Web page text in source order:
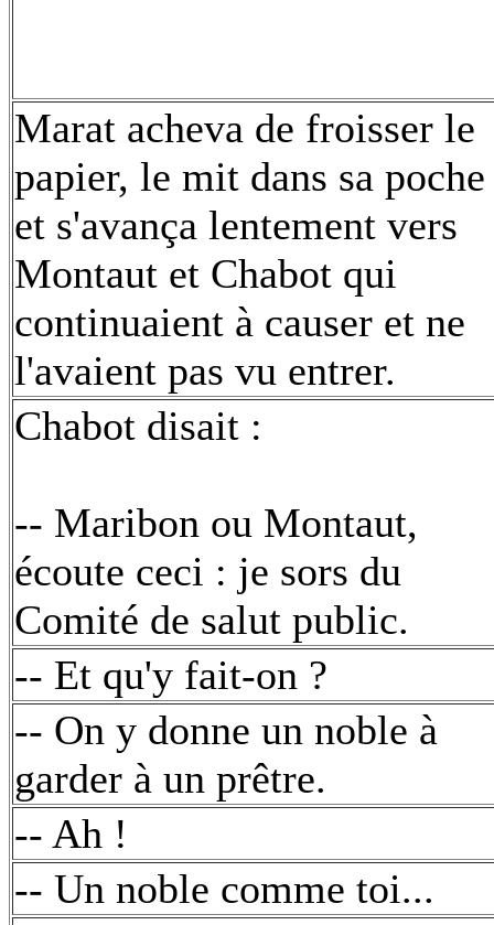
Marat acheva de froisser le
papier, le mit dans sa poche
et s'avança lentement vers
Montaut et Chabot qui
continuaient à causer et ne
l'avaient pas vu entrer.
Chabot disait :
-- Maribon ou Montaut,
écoute ceci : je sors du
Comité de salut public.
-- Et qu'y fait-on ?
-- On y donne un noble à
garder à un prêtre.
-- Ah !
-- Un noble comme toi...